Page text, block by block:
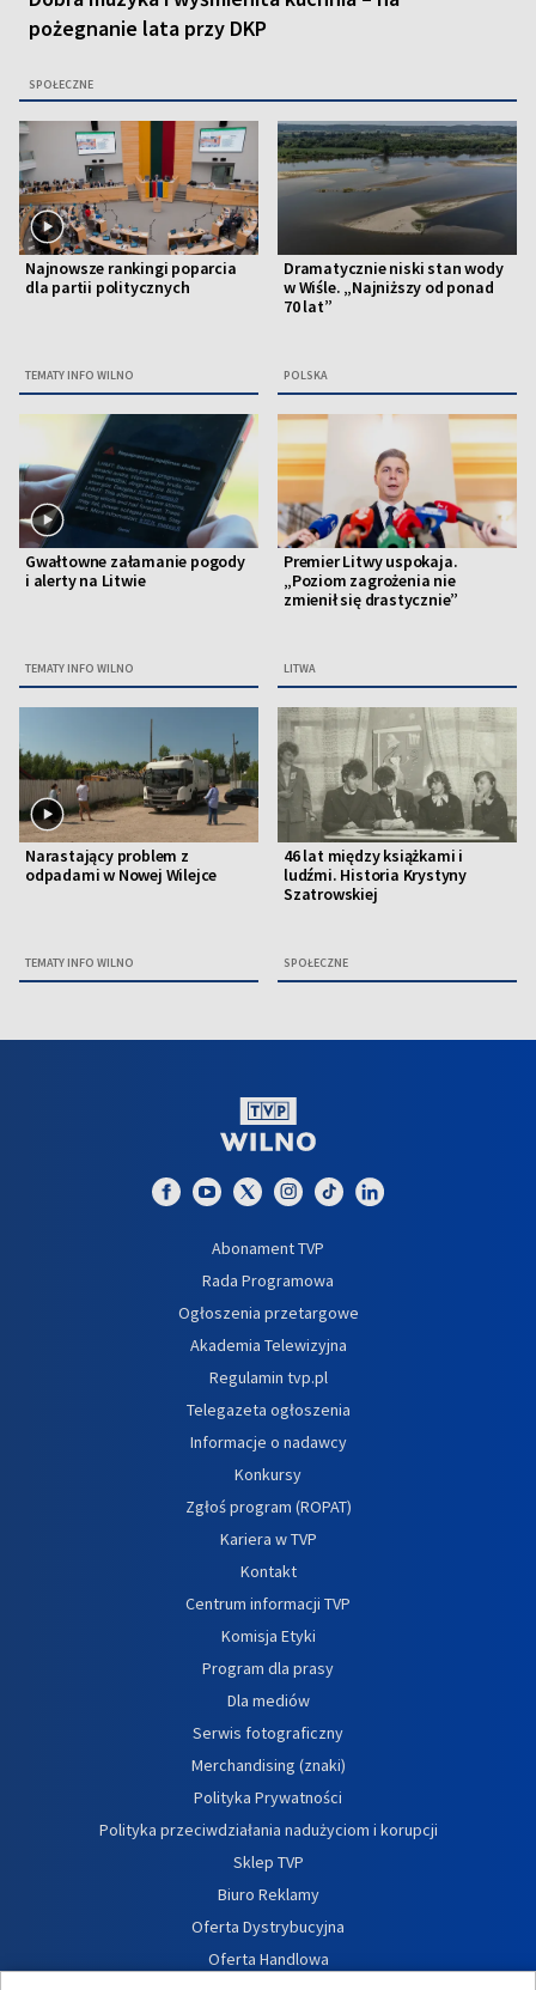
pożegnanie lata przy DKP
SPOŁECZNE
Najnowsze rankingi poparcia
dla partii politycznych
TEMATY INFO WILNO
Dramatycznie niski stan wody
w Wiśle. „Najniższy od ponad
70 lat”
POLSKA
Gwałtowne załamanie pogody
i alerty na Litwie
TEMATY INFO WILNO
Premier Litwy uspokaja.
„Poziom zagrożenia nie
zmienił się drastycznie”
LITWA
Narastający problem z
odpadami w Nowej Wilejce
TEMATY INFO WILNO
46 lat między książkami i
ludźmi. Historia Krystyny
Szatrowskiej
SPOŁECZNE
Abonament TVP
Rada Programowa
Ogłoszenia przetargowe
Akademia Telewizyjna
Regulamin tvp.pl
Telegazeta ogłoszenia
Informacje o nadawcy
Konkursy
Zgłoś program (ROPAT)
Kariera w TVP
Kontakt
Centrum informacji TVP
Komisja Etyki
Program dla prasy
Dla mediów
Serwis fotograficzny
Merchandising (znaki)
Polityka Prywatności
Polityka przeciwdziałania nadużyciom i korupcji
Sklep TVP
Biuro Reklamy
Oferta Dystrybucyjna
Oferta Handlowa